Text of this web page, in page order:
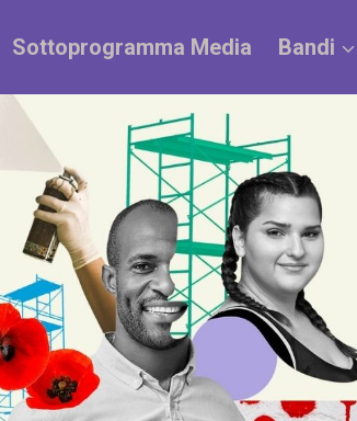
Sottoprogramma Media Bandi